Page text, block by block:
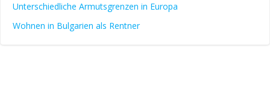
Unterschiedliche Armutsgrenzen in Europa
Wohnen in Bulgarien als Rentner